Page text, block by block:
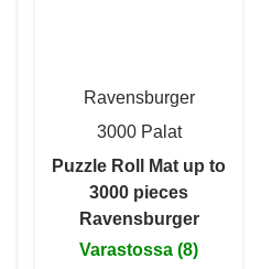
Ravensburger
3000 Palat
Puzzle Roll Mat up to
3000 pieces
Ravensburger
Varastossa (8)